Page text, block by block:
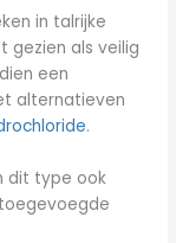
in talrijke
gezien als veilig
een
alternatieven
.
dit type ook